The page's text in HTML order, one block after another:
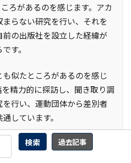
検索 過去記事
ろがあるのを感じます。アカ
らない研究を行い、それを
の出版社を設立した経緯が
す。
も似たところがあるのを感じ
精力的に探訪し、聞き取り調
行い、運動団体から差別者
しています。
似たところがあります。部落
規制に断固抵抗した反骨の